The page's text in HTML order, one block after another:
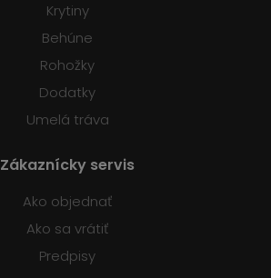
Krytiny
Behúne
Rohožky
Dodatky
Umelá tráva
Zákaznícky servis
Ako objednať
Ako sa vrátiť
Predpisy